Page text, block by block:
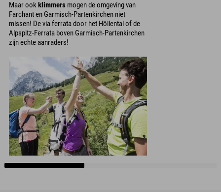
Maar ook klimmers mogen de omgeving van
Farchant en Garmisch-Partenkirchen niet
missen! De via ferrata door het Höllental of de
Alpspitz-Ferrata boven Garmisch-Partenkirchen
zijn echte aanraders!